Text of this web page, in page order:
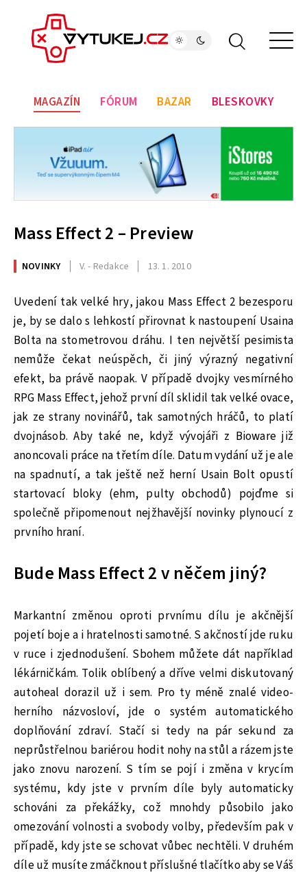
MAGAZÍN FÓRUM BAZAR BLESKOVKY
Mass Effect 2 – Preview
NOVINKY V. - Redakce 13. 1. 2010
Uvedení tak velké hry, jakou Mass Effect 2 bezesporu
je, by se dalo s lehkostí přirovnat k nastoupení Usaina
Bolta na stometrovou dráhu. I ten největší pesimista
nemůže čekat neúspěch, či jiný výrazný negativní
efekt, ba právě naopak. V případě dvojky vesmírného
RPG Mass Effect, jehož první díl sklidil tak velké ovace,
jak ze strany novinářů, tak samotných hráčů, to platí
dvojnásob. Aby také ne, když vývojáři z Bioware již
anoncovali práce na třetím díle. Datum vydání už je ale
na spadnutí, a tak ještě než herní Usain Bolt opustí
startovací bloky (ehm, pulty obchodů) pojďme si
společně připomenout nejžhavější novinky plynoucí z
prvního hraní.
Bude Mass Effect 2 v něčem jiný?
Markantní změnou oproti prvnímu dílu je akčnější
pojetí boje a i hratelnosti samotné. S akčností jde ruku
v ruce i zjednodušení. Sbohem můžete dát například
lékárničkám. Tolik oblíbený a dříve velmi diskutovaný
autoheal dorazil už i sem. Pro ty méně znalé video-
herního názvosloví, jde o systém automatického
doplňování zdraví. Stačí si tedy na pár sekund za
neprůstřelnou bariérou hodit nohy na stůl a rázem jste
jako znovu narození. S tím se pojí i změna v krycím
systému, kdy jste v prvním díle byly automaticky
schováni za překážky, což mnohdy působilo jako
omezování volnosti a svobody volby, především pak v
případě, kdy jste se schovat vůbec nechtěli. V druhém
díle už musíte zmáčknout příslušné tlačítko aby se Váš